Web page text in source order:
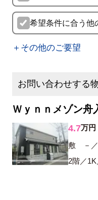
希望条件に合う他
＋その他のご要望
お問い合わせする
Ｗｙｎｎメゾン舟
4.7万円
敷 －
2階／